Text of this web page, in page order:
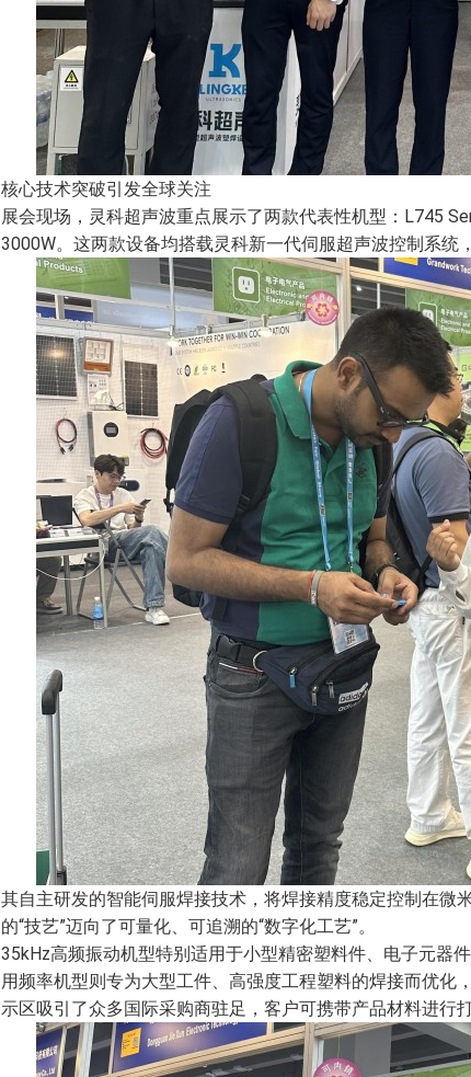
核心技术突破引发全球关注
展会现场，灵科超声波重点展示了两款代表性机型：L745
3000W。这两款设备均搭载灵科新一代伺服超声波控制系统
其自主研发的智能伺服焊接技术，将焊接精度稳定控制在微
的“技艺”迈向了可量化、可追溯的“数字化工艺”。
35kHz高频振动机型特别适用于小型精密塑料件、电子元器
用频率机型则专为大型工件、高强度工程塑料的焊接而优
示区吸引了众多国际采购商驻足，客户可携带产品材料进行